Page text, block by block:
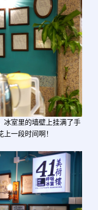
冰室里的墙壁上挂满了手
一段时间啊！